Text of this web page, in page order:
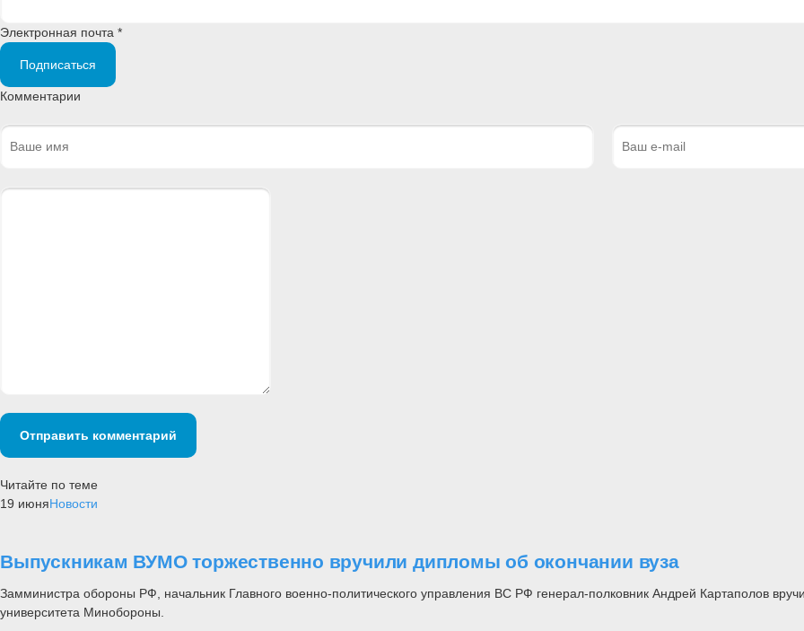
Электронная почта *
Подписаться
Комментарии
Отправить комментарий
Читайте по теме
19 июняНовости
Выпускникам ВУМО торжественно вручили дипломы об окончании вуза
Замминистра обороны РФ, начальник Главного военно-политического управления ВС РФ генерал-полковник Андрей Картаполов
университета Минобороны.